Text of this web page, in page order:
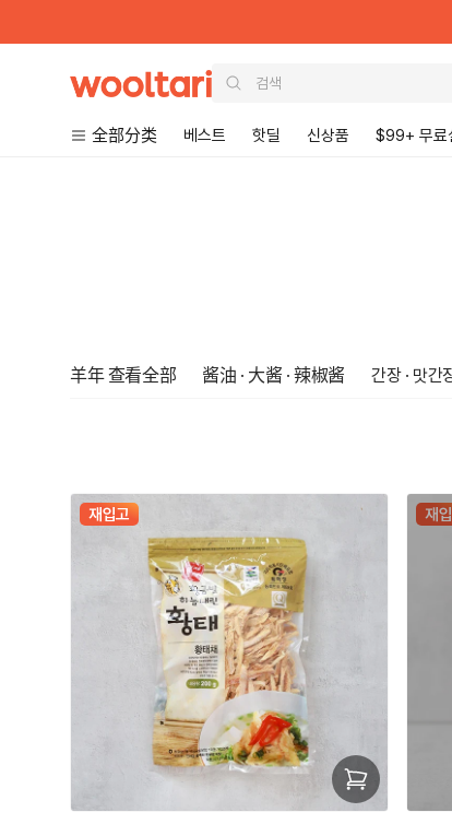
Wooltari
全部分类 베스트 핫딜 신상품 $99+ 무료
羊年 查看全部 酱油 · 大酱 · 辣椒酱 간장 · 맛간
재입고 재